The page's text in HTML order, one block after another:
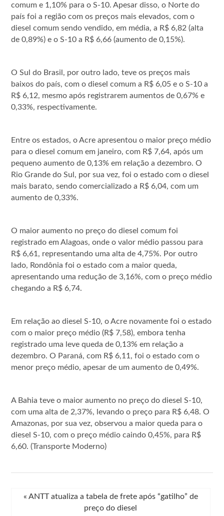
comum e 1,10% para o S-10. Apesar disso, o Norte do
país foi a região com os preços mais elevados, com o
diesel comum sendo vendido, em média, a R$ 6,82 (alta
de 0,89%) e o S-10 a R$ 6,66 (aumento de 0,15%).
O Sul do Brasil, por outro lado, teve os preços mais
baixos do país, com o diesel comum a R$ 6,05 e o S-10 a
R$ 6,12, mesmo após registrarem aumentos de 0,67% e
0,33%, respectivamente.
Entre os estados, o Acre apresentou o maior preço médio
para o diesel comum em janeiro, com R$ 7,64, após um
pequeno aumento de 0,13% em relação a dezembro. O
Rio Grande do Sul, por sua vez, foi o estado com o diesel
mais barato, sendo comercializado a R$ 6,04, com um
aumento de 0,33%.
O maior aumento no preço do diesel comum foi
registrado em Alagoas, onde o valor médio passou para
R$ 6,61, representando uma alta de 4,75%. Por outro
lado, Rondônia foi o estado com a maior queda,
apresentando uma redução de 3,16%, com o preço médio
chegando a R$ 6,74.
Em relação ao diesel S-10, o Acre novamente foi o estado
com o maior preço médio (R$ 7,58), embora tenha
registrado uma leve queda de 0,13% em relação a
dezembro. O Paraná, com R$ 6,11, foi o estado com o
menor preço médio, apesar de um aumento de 0,49%.
A Bahia teve o maior aumento no preço do diesel S-10,
com uma alta de 2,37%, levando o preço para R$ 6,48. O
Amazonas, por sua vez, observou a maior queda para o
diesel S-10, com o preço médio caindo 0,45%, para R$
6,60. (Transporte Moderno)
« ANTT atualiza a tabela de frete após “gatilho” de
preço do diesel